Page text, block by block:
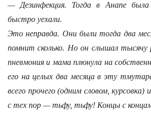
— Дезинфекция. Тогда в Анапе
быстро уехали.
Это неправда. Они были тогда два
помнит сколько. Но он слышал тысячу
пневмония и мама плюнула на
его на целых два месяца в эту
всего прочего (одним словом, курсовка)
с тех пор — тьфу, тьфу! Концы с